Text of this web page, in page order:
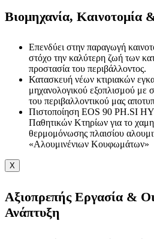
Βιομηχανία, Καινοτομία
Επενδύει στην παραγωγή
στόχο την καλύτερη ζωή των
προστασία του περιβάλλοντος.
Κατασκευή νέων κτιριακών
μηχανολογικού εξοπλισμού με
του περιβαλλοντικού μας
Πιστοποίηση EOS 90 PH.SI
Παθητικών Κτηρίων για το
θερμομόνωσης πλαισίου
«Αλουμινένιων Κουφωμάτων»
X
Αξιοπρεπής Εργασία &
Ανάπτυξη